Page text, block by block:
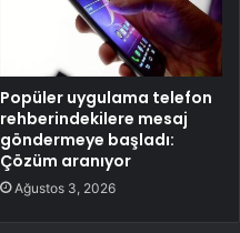
Popüler uygulama telefon
rehberindekilere mesaj
göndermeye başladı:
Çözüm aranıyor
Ağustos 3, 2026